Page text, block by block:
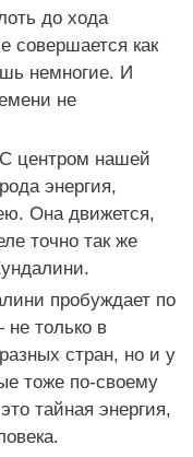
до хода
совершается как
немногие. И
не
центром нашей
энергия,
Она движется,
точно так же
пробуждает по
только в
стран, но и у
тоже по-своему
тайная энергия,